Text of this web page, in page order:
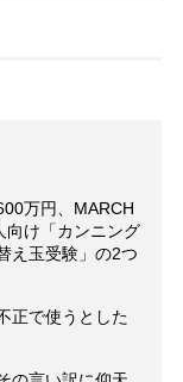
万円、MARCH
け「カンニング
え玉受験」の2つ
正で使うとした